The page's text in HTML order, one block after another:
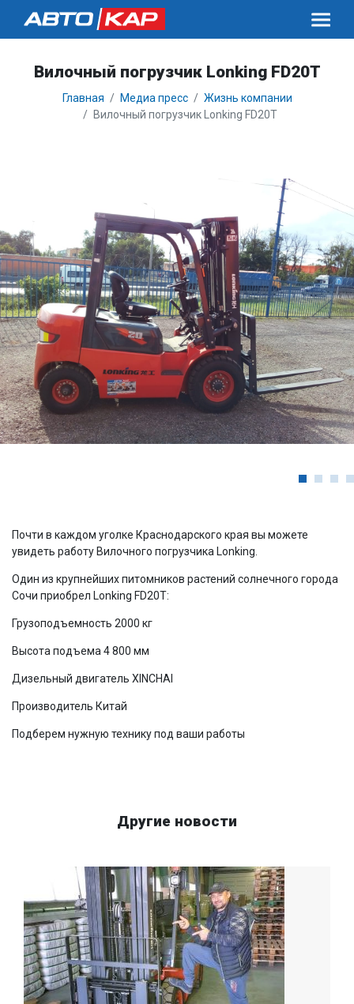
Вилочный погрузчик Lonking FD20T
Главная Медиа пресс
Жизнь компании
Вилочный погрузчик Lonking FD20T
Почти в каждом уголке Краснодарского края вы можете
увидеть работу Вилочного погрузчика Lonking.
Один из крупнейших питомников растений солнечного города
Сочи приобрел Lonking FD20T:
Грузоподъемность 2000 кг
Высота подъема 4 800 мм
Дизельный двигатель XINCHAI
Производитель Китай
Подберем нужную технику под ваши работы
Другие новости